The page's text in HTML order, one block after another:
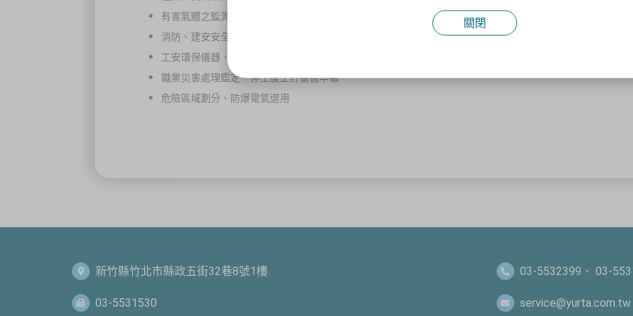
有害氣體之監測系統、局部排氣裝置設計及施工
消防、建安安全設備檢測、申報、簽證
工安環保儀器、防護器材、標示牌
職業災害處理鑑定、停工復工計畫書申報
危險區域劃分、防爆電氣選用
新竹縣竹北市縣政五街32巷8號1樓 03-5532399、 03-
03-5531530 service@yurta.com.tw
關閉